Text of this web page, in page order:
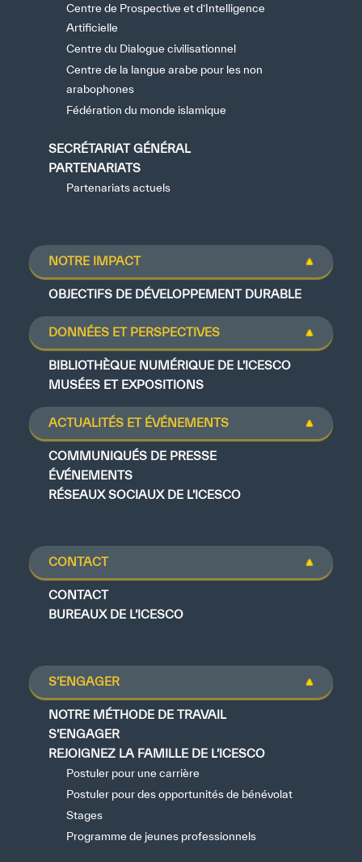
Centre de Prospective et d’Intelligence
Artificielle
Centre du Dialogue civilisationnel
Centre de la langue arabe pour les non
arabophones
Fédération du monde islamique
SECRÉTARIAT GÉNÉRAL
PARTENARIATS
Partenariats actuels
NOTRE IMPACT
OBJECTIFS DE DÉVELOPPEMENT DURABLE
DONNÉES ET PERSPECTIVES
BIBLIOTHÈQUE NUMÉRIQUE DE L’ICESCO
MUSÉES ET EXPOSITIONS
ACTUALITÉS ET ÉVÉNEMENTS
COMMUNIQUÉS DE PRESSE
ÉVÉNEMENTS
RÉSEAUX SOCIAUX DE L’ICESCO
CONTACT
CONTACT
BUREAUX DE L’ICESCO
S’ENGAGER
NOTRE MÉTHODE DE TRAVAIL
S’ENGAGER
REJOIGNEZ LA FAMILLE DE L’ICESCO
Postuler pour une carrière
Postuler pour des opportunités de bénévolat
Stages
Programme de jeunes professionnels